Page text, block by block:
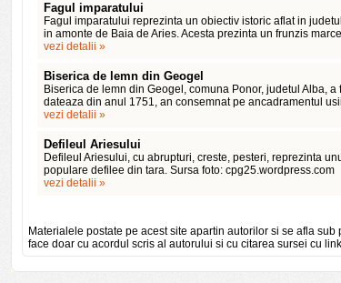
Fagul imparatului
Fagul imparatului reprezinta un obiectiv istoric aflat in
in amonte de Baia de Aries. Acesta prezinta un frunzis
vezi detalii »
Biserica de lemn din Geogel
Biserica de lemn din Geogel, comuna Ponor, judetul Alba,
dateaza din anul 1751, an consemnat pe ancadramentul
vezi detalii »
Defileul Ariesului
Defileul Ariesului, cu abrupturi, creste, pesteri, reprezinta
populare defilee din tara. Sursa foto: cpg25.wordpress.com
vezi detalii »
Materialele postate pe acest site apartin autorilor si se afla
face doar cu acordul scris al autorului si cu citarea sursei cu